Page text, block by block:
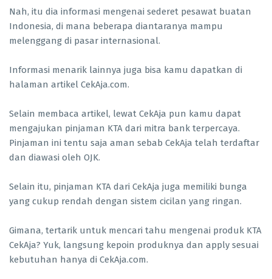
Nah, itu dia informasi mengenai sederet pesawat buatan
Indonesia, di mana beberapa diantaranya mampu
melenggang di pasar internasional.
Informasi menarik lainnya juga bisa kamu dapatkan di
halaman artikel CekAja.com.
Selain membaca artikel, lewat CekAja pun kamu dapat
mengajukan pinjaman KTA dari mitra bank terpercaya.
Pinjaman ini tentu saja aman sebab CekAja telah terdaftar
dan diawasi oleh OJK.
Selain itu, pinjaman KTA dari CekAja juga memiliki bunga
yang cukup rendah dengan sistem cicilan yang ringan.
Gimana, tertarik untuk mencari tahu mengenai produk KTA
CekAja? Yuk, langsung kepoin produknya dan apply sesuai
kebutuhan hanya di CekAja.com.